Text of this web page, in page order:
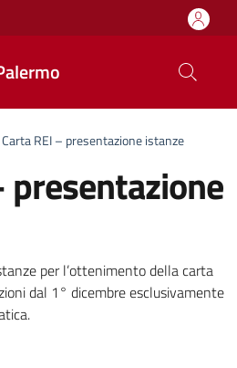
Carta REI – presentazione istanze
presentazione
notizia
per l’ottenimento della carta
dal 1° dicembre esclusivamente